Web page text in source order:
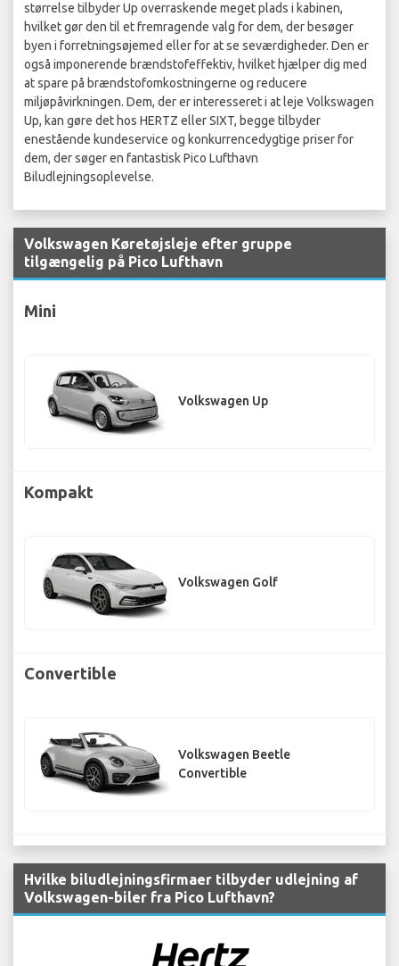
størrelse tilbyder Up overraskende meget plads i kabinen,
hvilket gør den til et fremragende valg for dem, der besøger
byen i forretningsøjemed eller for at se seværdigheder. Den er
også imponerende brændstofeffektiv, hvilket hjælper dig med
at spare på brændstofomkostningerne og reducere
miljøpåvirkningen. Dem, der er interesseret i at leje Volkswagen
Up, kan gøre det hos HERTZ eller SIXT, begge tilbyder
enestående kundeservice og konkurrencedygtige priser for
dem, der søger en fantastisk Pico Lufthavn
Biludlejningsoplevelse.
Volkswagen Køretøjsleje efter gruppe
tilgængelig på Pico Lufthavn
Mini
Volkswagen Up
Kompakt
Volkswagen Golf
Convertible
Volkswagen Beetle
Convertible
Hvilke biludlejningsfirmaer tilbyder udlejning af
Volkswagen-biler fra Pico Lufthavn?